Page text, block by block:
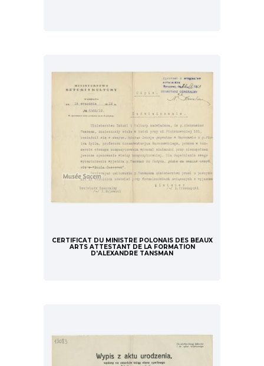
CERTIFICAT DU MINISTRE POLONAIS DES BEAUX
ARTS ATTESTANT DE LA FORMATION
D'ALEXANDRE TANSMAN